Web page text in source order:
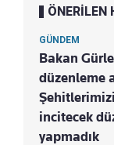
ÖNERİLEN
GÜNDEM
Bakan
düzenleme
incitecek
yapmadık